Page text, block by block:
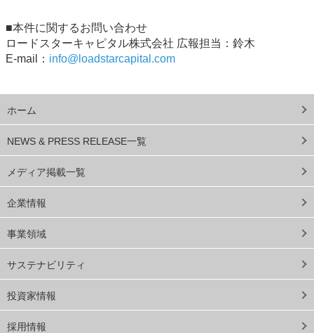
ホーム
NEWS & PRESS RELEASE一覧
メディア掲載一覧
企業情報
事業領域
サステナビリティ
投資家情報
採用情報
■本件に関するお問い合わせ
ロードスターキャピタル株式会社 広報担当：鈴木
E-mail： info@loadstarcapital.com